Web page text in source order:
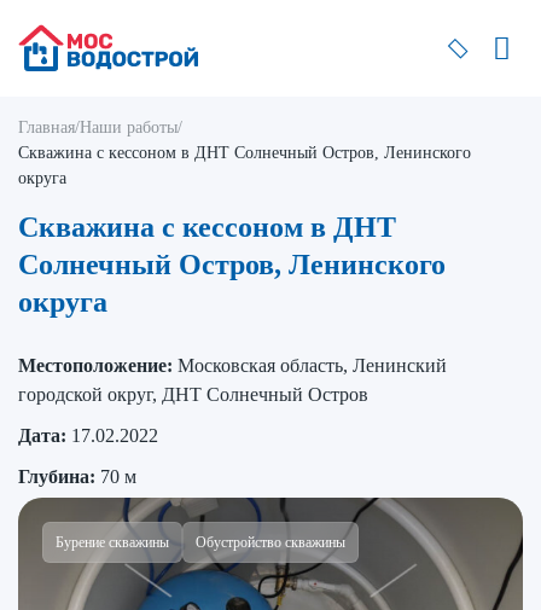
Главная/Наши работы/
Скважина с кессоном в ДНТ Солнечный Остров, Ленинского
округа
Скважина с кессоном в ДНТ
Солнечный Остров, Ленинского
округа
Местоположение: Московская область, Ленинский
городской округ, ДНТ Солнечный Остров
Дата: 17.02.2022
Глубина: 70 м
Бурение скважины Обустройство скважины